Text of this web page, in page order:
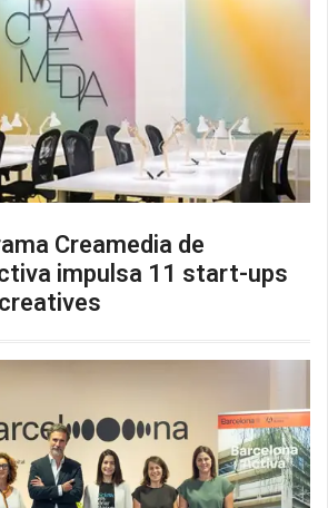
Creamedia de
impulsa 11 start-ups